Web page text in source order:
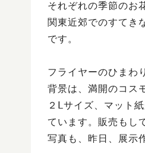
それぞれの季節のお
関東近郊でのすてき
です。
フライヤーのひまわ
背景は、満開のコス
２Ⅼサイズ、マット
ています。販売もし
写真も、昨日、展示